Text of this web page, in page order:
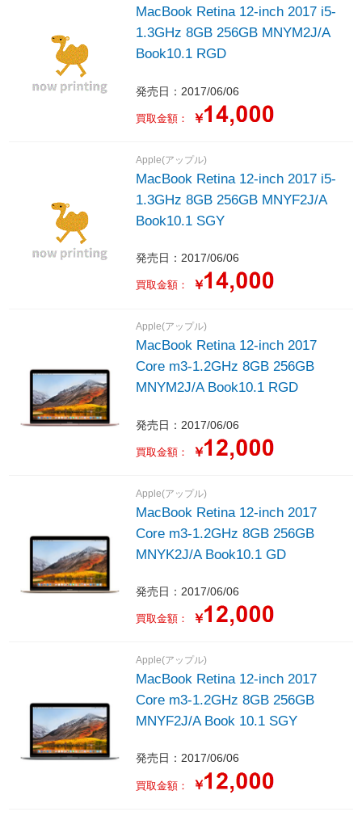
MacBook Retina 12-inch 2017 i5-
1.3GHz 8GB 256GB MNYM2J/A
Book10.1 RGD
発売日：2017/06/06
買取金額： ￥
Apple(アップル)
MacBook Retina 12-inch 2017 i5-
1.3GHz 8GB 256GB MNYF2J/A
Book10.1 SGY
発売日：2017/06/06
買取金額： ￥
Apple(アップル)
MacBook Retina 12-inch 2017
Core m3-1.2GHz 8GB 256GB
MNYM2J/A Book10.1 RGD
発売日：2017/06/06
買取金額： ￥
Apple(アップル)
MacBook Retina 12-inch 2017
Core m3-1.2GHz 8GB 256GB
MNYK2J/A Book10.1 GD
発売日：2017/06/06
買取金額： ￥
Apple(アップル)
MacBook Retina 12-inch 2017
Core m3-1.2GHz 8GB 256GB
MNYF2J/A Book 10.1 SGY
発売日：2017/06/06
買取金額： ￥